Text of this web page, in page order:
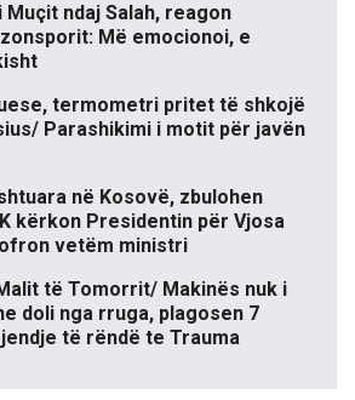
ndaj Salah, reagon
Më emocionoi, e
termometri pritet të shkojë
Parashikimi i motit për javën
në Kosovë, zbulohen
kërkon Presidentin për Vjosa
vetëm ministri
të Tomorrit/ Makinës nuk i
doli nga rruga, plagosen 7
të rëndë te Trauma